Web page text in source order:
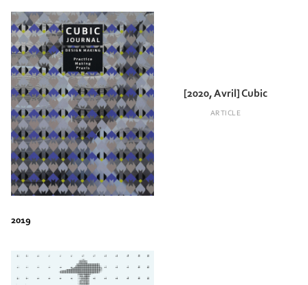
[2020, Avril] Cubic
ARTICLE